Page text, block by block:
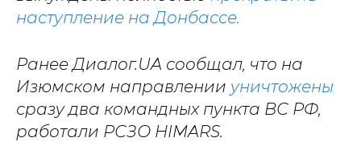
наступление на Донбассе.
Ранее Диалог.UA сообщал, что на
Изюмском направлении уничтожены
сразу два командных пункта ВС РФ,
работали РСЗО HIMARS.